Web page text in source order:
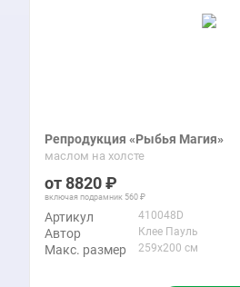
Репродукция «Рыбья Магия»
маслом на холсте
8820
включая подрамник 560
Артикул 410048D
Автор Клее Пауль
Макс. размер 259x200 см